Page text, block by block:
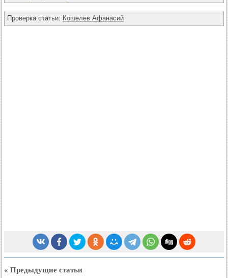
Проверка статьи: Кошелев Афанасий
« Предыдущие статьи